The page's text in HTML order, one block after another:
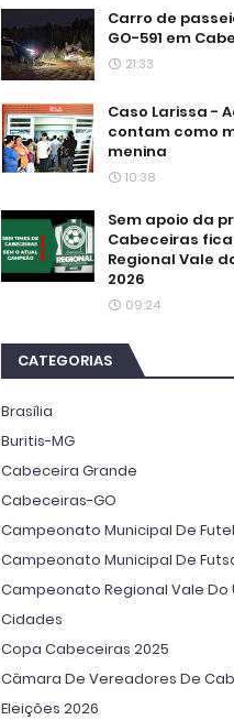
Carro de
GO-591 em
21:33
Caso Larissa -
contam como
menina
10:38
Sem apoio da
Cabeceiras
Regional Vale
2026
09:24
CATEGORIAS
Brasília
Buritis-MG
Cabeceira Grande
Cabeceiras-GO
Campeonato Municipal De
Campeonato Municipal De
Campeonato Regional Vale Do
Cidades
Copa Cabeceiras 2025
Câmara De Vereadores De
Eleições 2026